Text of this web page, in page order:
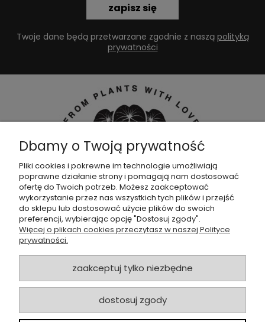
zapisz się
Twoje dane będą przetwarzane zgodnie z naszą polityką
prywatności
Dołącz do naszejgrupy facebookowej !
POMOC
SKLEP
Dbamy o Twoją prywatność
Pliki cookies i pokrewne im technologie umożliwiają
poprawne działanie strony i pomagają nam dostosować
ofertę do Twoich potrzeb. Możesz zaakceptować
wykorzystanie przez nas wszystkich tych plików i przejść
do sklepu lub dostosować użycie plików do swoich
preferencji, wybierając opcję "Dostosuj zgody".
Więcej o plikach cookies przeczytasz w naszej Polityce
prywatności.
zaakceptuj tylko niezbędne
dostosuj zgody